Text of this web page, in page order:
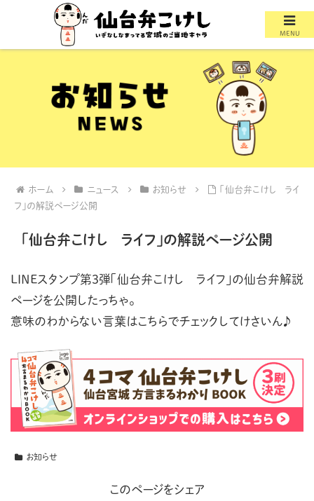
ホーム ニュース お知らせ
「仙台弁こけし ライ
フ」の解説ページ公開
「仙台弁こけし ライフ」の解説ページ公開
LINEスタンプ第3弾「仙台弁こけし ライフ」の仙台弁解説
ページを公開したっちゃ。
意味のわからない言葉はこちらでチェックしてけさいん♪
お知らせ
このページをシェア
MENU